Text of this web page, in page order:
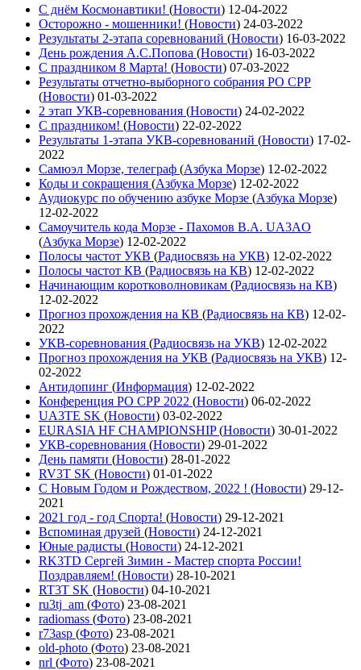
С днём Космонавтики! (Новости) 12-04-2022
Осторожно - мошенники! (Новости) 24-03-2022
Результаты 2-этапа соревнований (Новости) 16-03-2022
День рождения А.С.Попова (Новости) 16-03-2022
С праздником 8 Марта! (Новости) 07-03-2022
Результаты отчетно-выборного собрания РО СРР
(Новости) 01-03-2022
2 этап УКВ-соревнования (Новости) 24-02-2022
С праздником! (Новости) 22-02-2022
Результаты 1-этапа УКВ-соревнований (Новости) 17-02-
2022
Самюэл Морзе, телеграф (Азбука Морзе) 12-02-2022
Коды и сокращения (Азбука Морзе) 12-02-2022
Аудиокурс по обучению азбуке Морзе (Азбука Морзе)
12-02-2022
Самоучитель кода Морзе - Пахомов В.А. UA3AO
(Азбука Морзе) 12-02-2022
Полосы частот УКВ (Радиосвязь на УКВ) 12-02-2022
Полосы частот КВ (Радиосвязь на КВ) 12-02-2022
Начинающим коротковолновикам (Радиосвязь на КВ)
12-02-2022
Прогноз прохождения на КВ (Радиосвязь на КВ) 12-02-
2022
УКВ-соревнования (Радиосвязь на УКВ) 12-02-2022
Прогноз прохождения на УКВ (Радиосвязь на УКВ) 12-
02-2022
Антидопинг (Информация) 12-02-2022
Конференция РО СРР 2022 (Новости) 06-02-2022
UA3TE SK (Новости) 03-02-2022
EURASIA HF CHAMPIONSHIP(Новости) 30-01-2022
УКВ-соревнования (Новости) 29-01-2022
День памяти (Новости) 28-01-2022
RV3T SK (Новости) 01-01-2022
С Новым Годом и Рождеством, 2022 ! (Новости) 29-12-
2021
2021 год - год Cпорта! (Новости) 29-12-2021
Вспоминая друзей (Новости) 24-12-2021
Юные радисты (Новости) 24-12-2021
RK3TD Сергей Зимин - Мастер спорта России!
Поздравляем! (Новости) 28-10-2021
RT3T SK (Новости) 04-10-2021
ru3tj_am (Фото) 23-08-2021
radiomass (Фото) 23-08-2021
r73asp (Фото) 23-08-2021
old-photo (Фото) 23-08-2021
nrl (Фото) 23-08-2021